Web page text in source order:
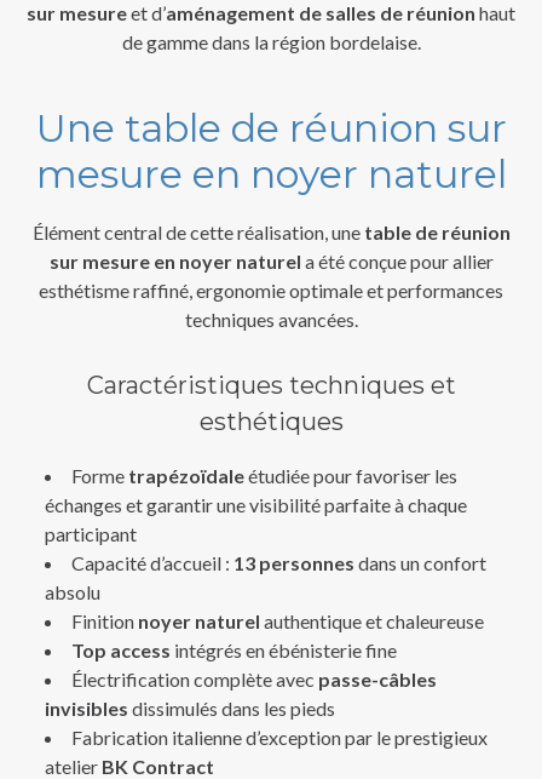
sur mesureet d’aménagement de salles de réunion haut
de gamme dans la région bordelaise.
Une table de réunion sur
mesure en noyer naturel
Élément central de cette réalisation, une table de réunion
sur mesure en noyer naturel a été conçue pour allier
esthétisme raffiné, ergonomie optimale et performances
techniques avancées.
Caractéristiques techniques et
esthétiques
Forme trapézoïdaleétudiée pour favoriser les
échanges et garantir une visibilité parfaite à chaque
participant
Capacité d’accueil : 13 personnesdans un confort
absolu
Finition noyer naturelauthentique et chaleureuse
Top access intégrés en ébénisterie fine
Électrification complète avec passe-câbles
invisiblesdissimulés dans les pieds
Fabrication italienne d’exception par le prestigieux
atelier BK Contract